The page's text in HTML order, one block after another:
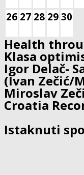
26 27 28 29 30
Health
Klasa
Igor Delač-
(Ivan Zečić/
Miroslav
Croatia
Istaknuti